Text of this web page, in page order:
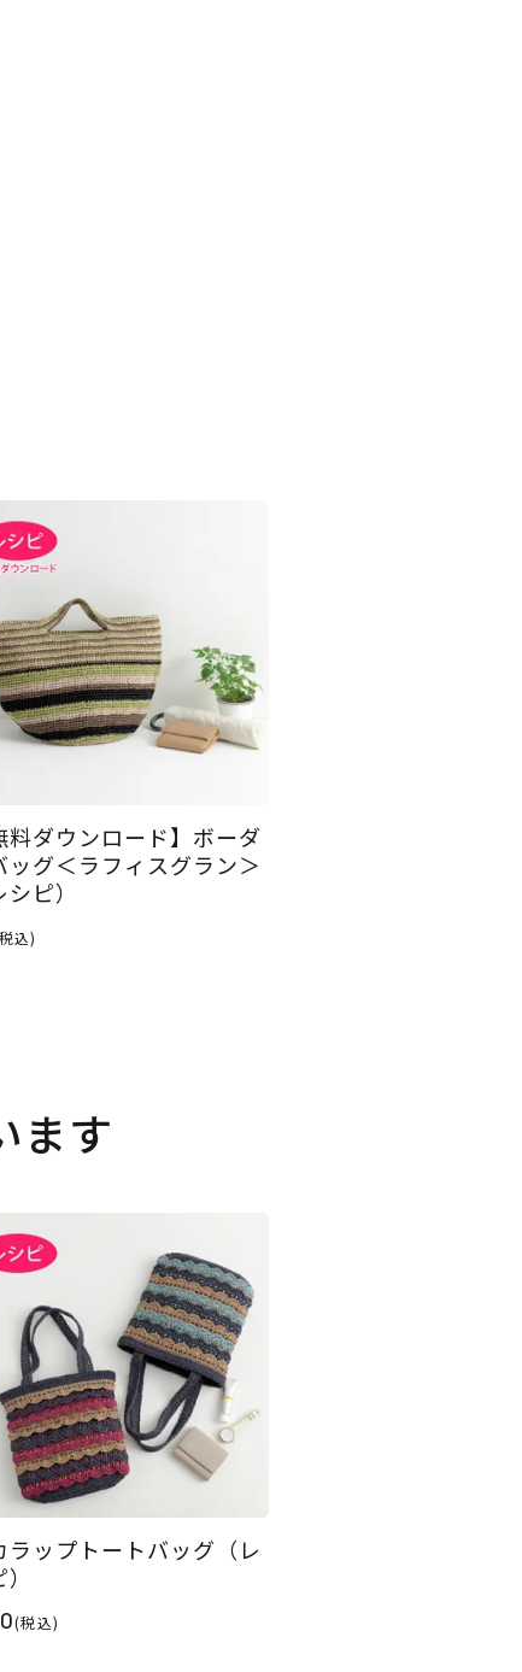
料ダウンロード】ボーダ
ッグ＜ラフィスグラン＞
シピ）
込)
ます
ラップトートバッグ（レ
(税込)